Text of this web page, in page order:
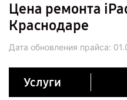
Цена ремонта
Краснодаре
Дата обновления прайса:
Услуги